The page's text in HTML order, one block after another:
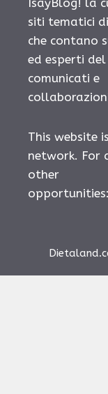
siti tematici
che contano
ed esperti
comunicati e
This website
network. For
other
opportunities: